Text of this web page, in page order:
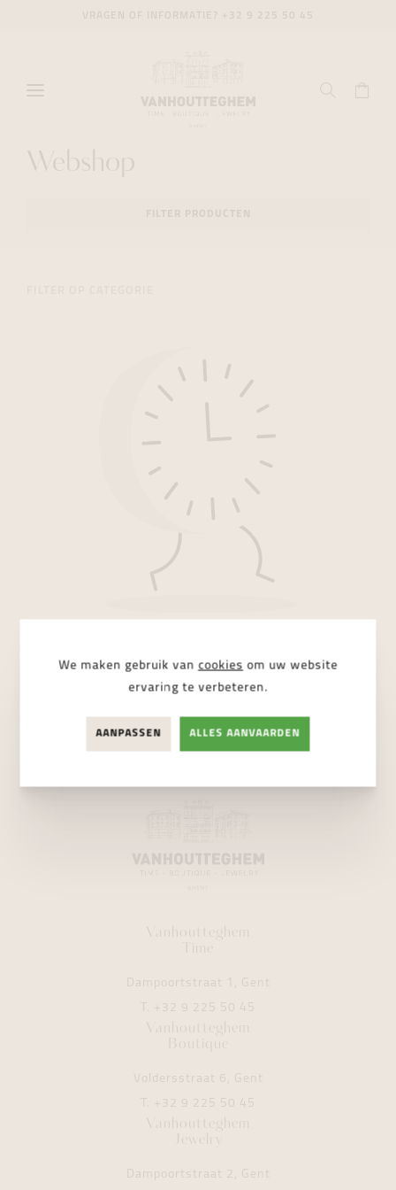
Webshop
Sorry, we konden geen resultaten
terugvinden.
Vanhoutteghem
Time
Dampoortstraat 1, Gent
T. +32 9 225 50 45
Vanhoutteghem
Boutique
Voldersstraat 6, Gent
T. +32 9 225 50 45
Vanhoutteghem
Jewelry
Dampoortstraat 2, Gent
We maken gebruik van cookies om uw website
ervaring te verbeteren.
AANPASSEN ALLES AANVAARDEN